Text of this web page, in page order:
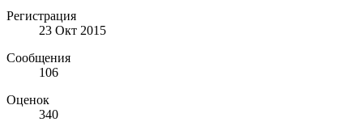
Регистрация
23 Окт 2015
Сообщения
106
Оценок
340